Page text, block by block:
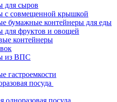
для сыров
с совмещенной крышкой
бумажные контейнеры для еды
для фруктов и овощей
контейнеры
из ВПС
гастроемкости
посуда
одноразовая посуда